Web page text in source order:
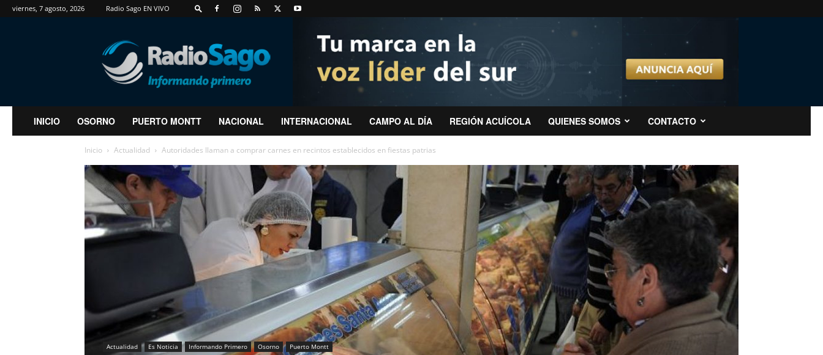
viernes, 7 agosto, 2026 Radio Sago EN VIVO
RadioSago
INICIO OSORNO PUERTO MONTT NACIONAL INTERNACIONAL CAMPO AL DÍA REGIÓN ACUÍCOLA QUIENES SOMOS CONTACTO
Inicio Actualidad Autoridades llaman a comprar carnes en recintos establecidos en fiestas patrias
Actualidad Es Noticia Informando Primero Osorno Puerto Montt